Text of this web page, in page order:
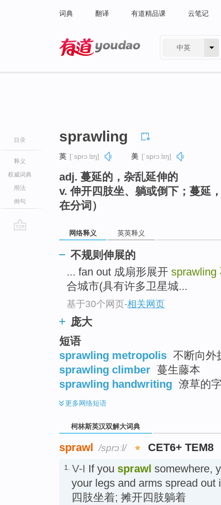
词典 翻译 有道精品课 云笔记
中英
目录
释义
权威词典
用法
例句
sprawling
英 [ˈsprɔːlɪŋ] 美 [ˈsprɔːlɪŋ]
adj. 蔓延的，杂乱延伸的
v. 伸开四肢坐、躺或倒下；蔓延
在分词）
网络释义 英英释义
不规则伸展的
... fan out 成扇形展开 sprawling
合城市(具有许多卫星城...
基于30个网页-相关网页
庞大
短语
sprawling metropolis 不断向外
sprawling climber 蔓生藤本
sprawling handwriting 潦草的
更多网络短语
柯林斯英汉双解大词典
sprawl /sprɔːl/ CET6+ TEM8
1. V-I If you sprawl somewhere,
your legs and arms spread out
四肢坐着; 摊开四肢躺着